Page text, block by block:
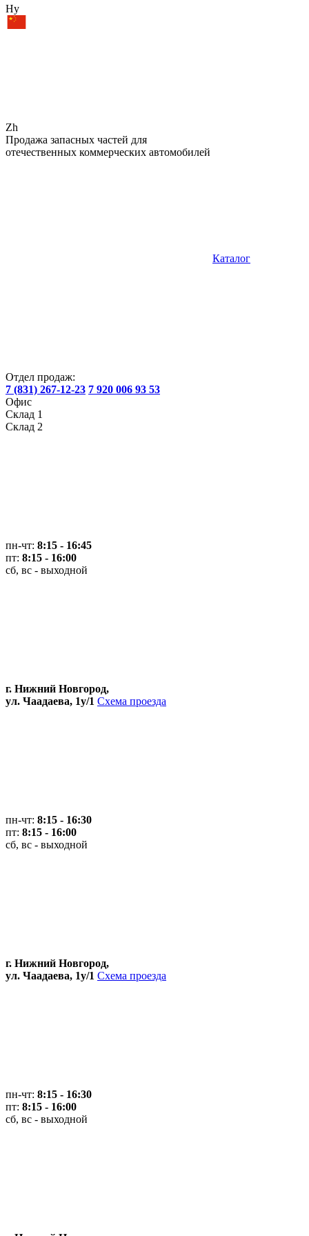
Hy
Zh
Продажа запасных частей для
отечественных коммерческих автомобилей
Каталог
Отдел продаж:
7 (831) 267-12-23 7 920 006 93 53
Офис
Склад 1
Склад 2
пн-чт: 8:15 - 16:45
пт: 8:15 - 16:00
сб, вс - выходной
г. Нижний Новгород,
ул. Чаадаева, 1у/1 Схема проезда
пн-чт: 8:15 - 16:30
пт: 8:15 - 16:00
сб, вс - выходной
г. Нижний Новгород,
ул. Чаадаева, 1у/1 Схема проезда
пн-чт: 8:15 - 16:30
пт: 8:15 - 16:00
сб, вс - выходной